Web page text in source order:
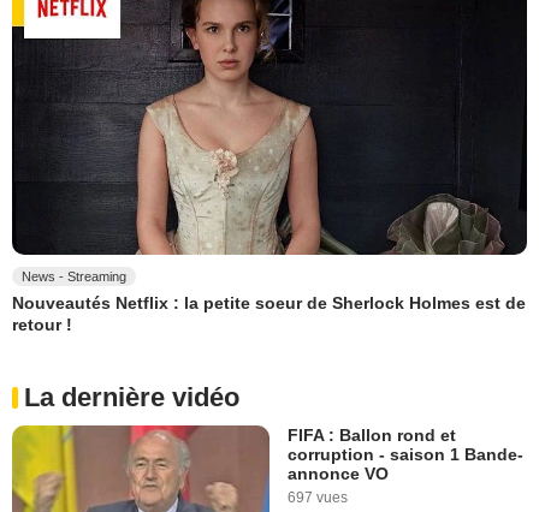
News - Streaming
Nouveautés Netflix : la petite soeur de Sherlock Holmes est de
retour !
La dernière vidéo
FIFA : Ballon rond et
corruption - saison 1 Bande-
annonce VO
697 vues